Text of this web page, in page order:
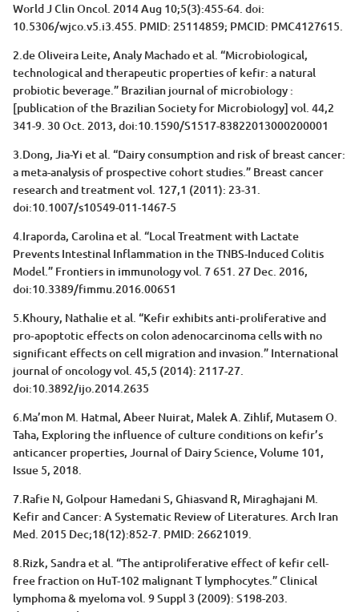
World J Clin Oncol. 2014 Aug 10;5(3):455-64. doi:
10.5306/wjco.v5.i3.455. PMID: 25114859; PMCID: PMC4127615.
2.de Oliveira Leite, Analy Machado et al. “Microbiological,
technological and therapeutic properties of kefir: a natural
probiotic beverage.” Brazilian journal of microbiology :
[publication of the Brazilian Society for Microbiology] vol. 44,2
341-9. 30 Oct. 2013, doi:10.1590/S1517-83822013000200001
3.Dong, Jia-Yi et al. “Dairy consumption and risk of breast cancer:
a meta-analysis of prospective cohort studies.” Breast cancer
research and treatment vol. 127,1 (2011): 23-31.
doi:10.1007/s10549-011-1467-5
4.Iraporda, Carolina et al. “Local Treatment with Lactate
Prevents Intestinal Inflammation in the TNBS-Induced Colitis
Model.” Frontiers in immunology vol. 7 651. 27 Dec. 2016,
doi:10.3389/fimmu.2016.00651
5.Khoury, Nathalie et al. “Kefir exhibits anti‑proliferative and
pro‑apoptotic effects on colon adenocarcinoma cells with no
significant effects on cell migration and invasion.” International
journal of oncology vol. 45,5 (2014): 2117-27.
doi:10.3892/ijo.2014.2635
6.Ma’mon M. Hatmal, Abeer Nuirat, Malek A. Zihlif, Mutasem O.
Taha, Exploring the influence of culture conditions on kefir’s
anticancer properties, Journal of Dairy Science, Volume 101,
Issue 5, 2018.
7.Rafie N, Golpour Hamedani S, Ghiasvand R, Miraghajani M.
Kefir and Cancer: A Systematic Review of Literatures. Arch Iran
Med. 2015 Dec;18(12):852-7. PMID: 26621019.
8.Rizk, Sandra et al. “The antiproliferative effect of kefir cell-
free fraction on HuT-102 malignant T lymphocytes.” Clinical
lymphoma & myeloma vol. 9 Suppl 3 (2009): S198-203.